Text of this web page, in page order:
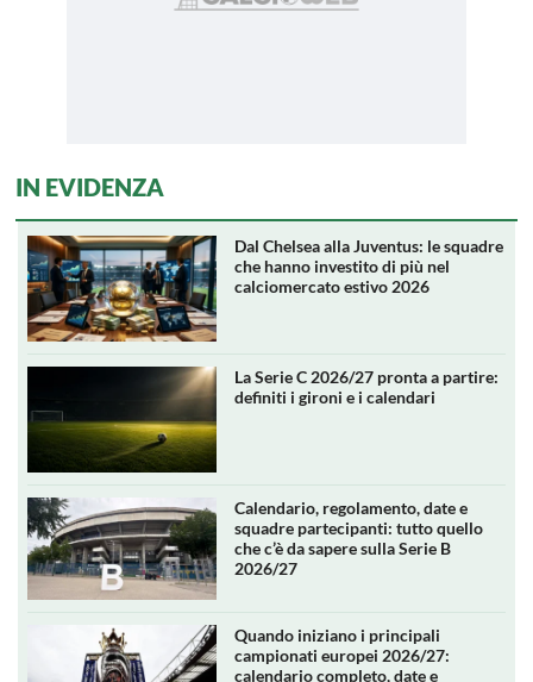
IN EVIDENZA
Dal Chelsea alla Juventus: le squadre
che hanno investito di più nel
calciomercato estivo 2026
La Serie C 2026/27 pronta a partire:
definiti i gironi e i calendari
Calendario, regolamento, date e
squadre partecipanti: tutto quello
che c’è da sapere sulla Serie B
2026/27
Quando iniziano i principali
campionati europei 2026/27:
calendario completo, date e